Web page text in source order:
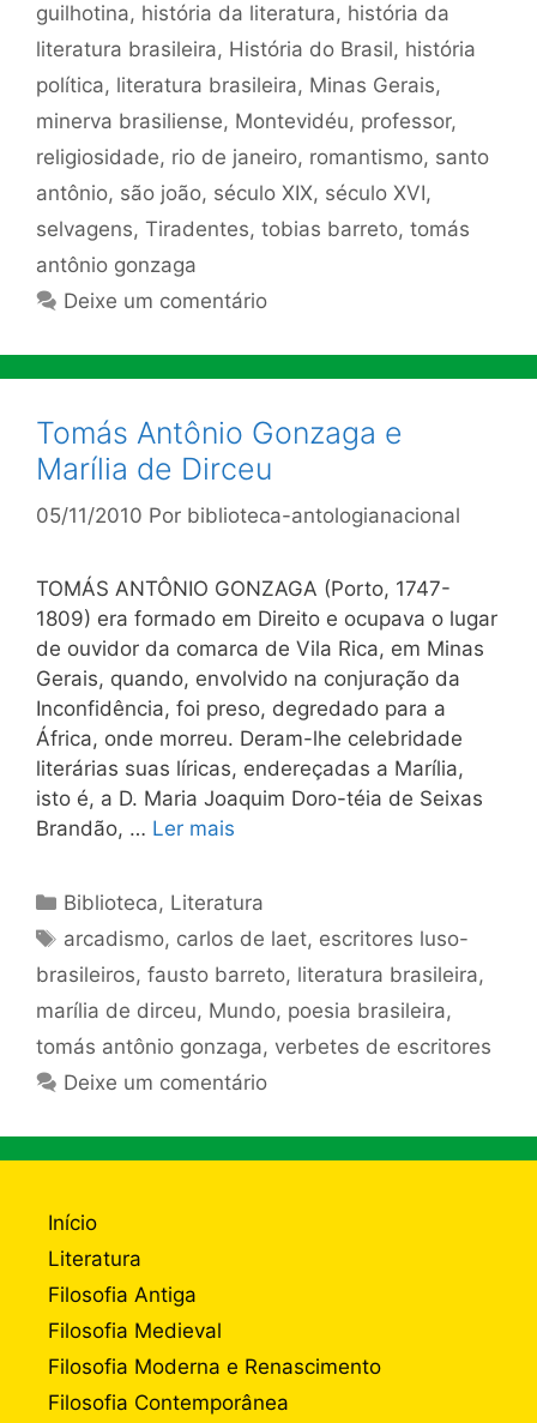
guilhotina, história da literatura, história da
literatura brasileira, História do Brasil, história
política, literatura brasileira, Minas Gerais,
minerva brasiliense, Montevidéu, professor,
religiosidade, rio de janeiro, romantismo, santo
antônio, são joão, século XIX, século XVI,
selvagens, Tiradentes, tobias barreto, tomás
antônio gonzaga
Deixe um comentário
Tomás Antônio Gonzaga e
Marília de Dirceu
05/11/2010 Por biblioteca-antologianacional
TOMÁS ANTÔNIO GONZAGA (Porto, 1747-
1809) era formado em Direito e ocupava o lugar
de ouvidor da comarca de Vila Rica, em Minas
Gerais, quando, envolvido na conjuração da
Inconfidência, foi preso, degredado para a
África, onde morreu. Deram-lhe celebridade
literárias suas líricas, endereçadas a Marília,
isto é, a D. Maria Joaquim Doro-téia de Seixas
Brandão, … Ler mais
Categorias
Biblioteca, Literatura
Tags
arcadismo, carlos de laet, escritores luso-
brasileiros, fausto barreto, literatura brasileira,
marília de dirceu, Mundo, poesia brasileira,
tomás antônio gonzaga, verbetes de escritores
Deixe um comentário
Início
Literatura
Filosofia Antiga
Filosofia Medieval
Filosofia Moderna e Renascimento
Filosofia Contemporânea